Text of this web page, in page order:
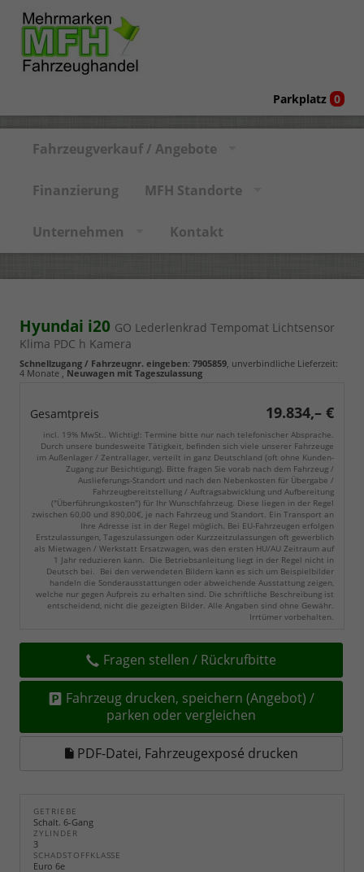
Parkplatz 0
Fahrzeugverkauf / Angebote
Finanzierung MFH Standorte
Unternehmen Kontakt
Hyundai i20 GO Lederlenkrad Tempomat Lichtsensor
Klima PDC h Kamera
Schnellzugang / Fahrzeugnr. eingeben: 7905859 , unverbindliche Lieferzeit:
4 Monate,Neuwagen mit Tageszulassung
Gesamtpreis 19.834,– €
incl. 19% MwSt.. Wichtig!: Termine bitte nur nach telefonischer Absprache.
Durch unsere bundesweite Tätigkeit, befinden sich viele unserer Fahrzeuge
im Außenlager / Zentrallager, verteilt in ganz Deutschland (oft ohne Kunden-
Zugang zur Besichtigung). Bitte fragen Sie vorab nach dem Fahrzeug /
Auslieferungs-Standort und nach den Nebenkosten für Übergabe /
Fahrzeugbereitstellung / Auftragsabwicklung und Aufbereitung
("Überführungskosten") für Ihr Wunschfahrzeug. Diese liegen in der Regel
zwischen 60,00 und 890,00€, je nach Fahrzeug und Standort. Ein Transport an
Ihre Adresse ist in der Regel möglich. Bei EU-Fahrzeugen erfolgen
Erstzulassungen, Tageszulassungen oder Kurzzeitzulassungen oft gewerblich
als Mietwagen / Werkstatt Ersatzwagen, was den ersten HU/AU Zeitraum auf
1 Jahr reduzieren kann. Die Betriebsanleitung liegt in der Regel nicht in
Deutsch bei. Bei den verwendeten Bildern kann es sich um Beispielbilder
handeln die Sonderausstattungen oder abweichende Ausstattung zeigen,
welche nur gegen Aufpreis zu erhalten sind. Die schriftliche Beschreibung ist
entscheidend, nicht die gezeigten Bilder. Alle Angaben sind ohne Gewähr.
Irrtümer vorbehalten.
Fragen stellen / Rückrufbitte
Fahrzeug drucken, speichern (Angebot) /
parken oder vergleichen
PDF-Datei, Fahrzeugexposé drucken
GETRIEBE
Schalt. 6-Gang
ZYLINDER
3
SCHADSTOFFKLASSE
Euro 6e